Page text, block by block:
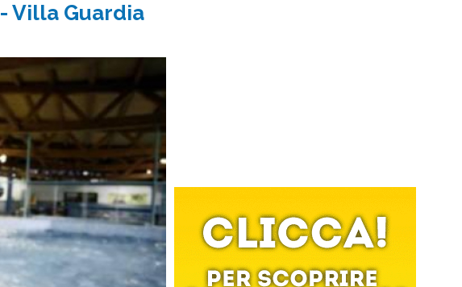
- Villa Guardia